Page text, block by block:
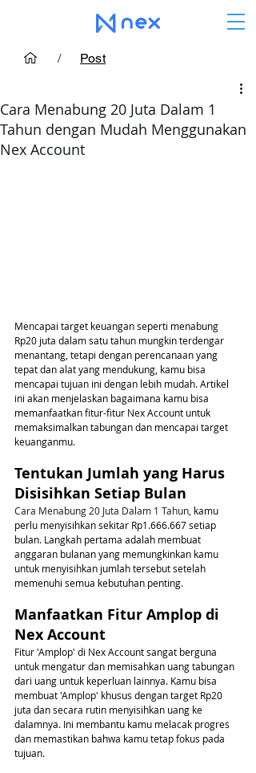
/ Post
Cara Menabung 20 Juta Dalam 1
Tahun dengan Mudah Menggunakan
Nex Account
Mencapai target keuangan seperti menabung
Rp20 juta dalam satu tahun mungkin terdengar
menantang, tetapi dengan perencanaan yang
tepat dan alat yang mendukung, kamu bisa
mencapai tujuan ini dengan lebih mudah. Artikel
ini akan menjelaskan bagaimana kamu bisa
memanfaatkan fitur-fitur Nex Account untuk
memaksimalkan tabungan dan mencapai target
keuanganmu.
Tentukan Jumlah yang Harus
Disisihkan Setiap Bulan
Cara Menabung 20 Juta Dalam 1 Tahun , kamu
perlu menyisihkan sekitar Rp1.666.667 setiap
bulan. Langkah pertama adalah membuat
anggaran bulanan yang memungkinkan kamu
untuk menyisihkan jumlah tersebut setelah
memenuhi semua kebutuhan penting.
Manfaatkan Fitur Amplop di
Nex Account
Fitur 'Amplop' di Nex Account sangat berguna
untuk mengatur dan memisahkan uang tabungan
dari uang untuk keperluan lainnya. Kamu bisa
membuat 'Amplop' khusus dengan target Rp20
juta dan secara rutin menyisihkan uang ke
dalamnya. Ini membantu kamu melacak progres
dan memastikan bahwa kamu tetap fokus pada
tujuan.